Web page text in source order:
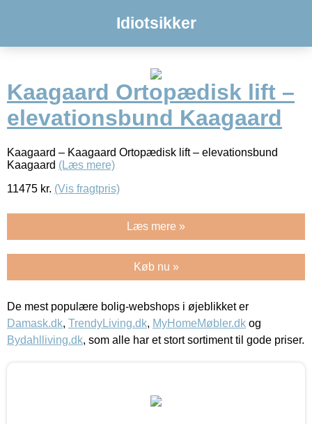
Idiotsikker
Kaagaard Ortopædisk lift –
elevationsbund Kaagaard
Kaagaard – Kaagaard Ortopædisk lift – elevationsbund
Kaagaard (Læs mere)
11475 kr. (Vis fragtpris)
Læs mere »
Køb nu »
De mest populære bolig-webshops i øjeblikket er
Damask.dk, TrendyLiving.dk, MyHomeMøbler.dk og
Bydahlliving.dk, som alle har et stort sortiment til gode priser.